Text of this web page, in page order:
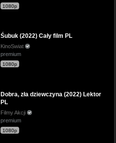
1080p
Śubuk (2022) Cały film PL
KinoSwiat
premium
1080p
Dobra, zła dziewczyna (2022) Lektor
PL
Filmy Akcji
premium
1080p